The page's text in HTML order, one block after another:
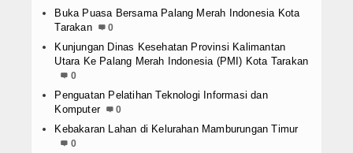
KSR PMI STIMIK PPKIA
Buka Puasa Bersama Palang Merah Indonesia Kota
Tarakan
0
Kunjungan Dinas Kesehatan Provinsi Kalimantan
Utara Ke Palang Merah Indonesia (PMI) Kota Tarakan
0
Penguatan Pelatihan Teknologi Informasi dan
Komputer
0
Kebakaran Lahan di Kelurahan Mamburungan Timur
0